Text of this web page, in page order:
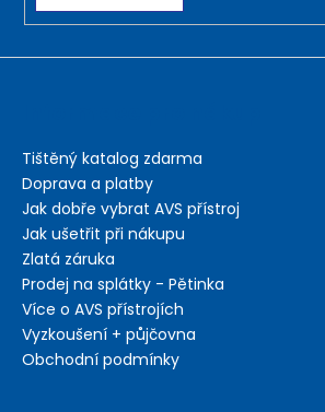
Tištěný katalog zdarma
Doprava a platby
Jak dobře vybrat AVS přístroj
Jak ušetřit při nákupu
Zlatá záruka
Prodej na splátky - Pětinka
Více o AVS přístrojích
Vyzkoušení + půjčovna
Obchodní podmínky